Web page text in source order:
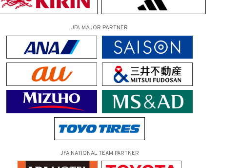
JFA MAJOR PARTNER
JFA NATIONAL TEAM PARTNER